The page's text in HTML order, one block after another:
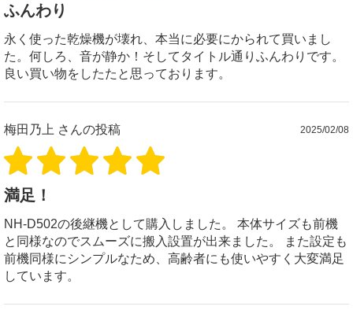
ふんわり
永く使った乾燥機が壊れ、本当に必要にかられて買いまし
た。何しろ、音が静か！そしてタイトル通りふんわりです。
良い買い物をしたたと思っております。
梅田乃上 さんの投稿 2025/02/08
満足！
NH-D502の後継機として購入しました。 本体サイズも前機
と同様なのでスムーズに搬入設置が出来ました。 また設定も
前機同様にシンプルなため、高齢者にも使いやすく大変満足
しています。